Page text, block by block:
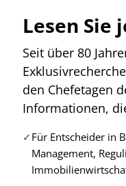
Lesen
Seit über 80
den Chefetagen
Informationen,
Für Entscheider in
Management,